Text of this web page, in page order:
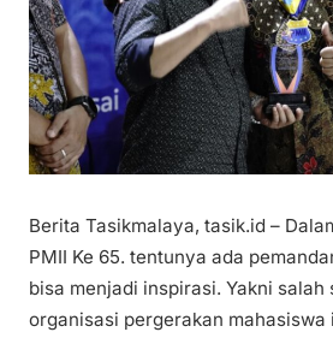
Berita Tasikmalaya, tasik.id –
PMII Ke 65. tentunya ada
bisa menjadi inspirasi. Yakni salah
organisasi pergerakan mahasiswa